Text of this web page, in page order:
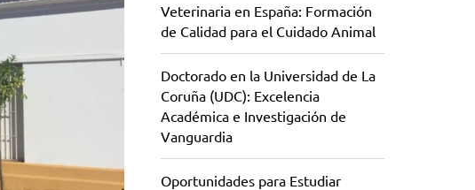
Veterinaria en España: Formación
de Calidad para el Cuidado Animal
Doctorado en la Universidad de La
Coruña (UDC): Excelencia
Académica e Investigación de
Vanguardia
Oportunidades para Estudiar